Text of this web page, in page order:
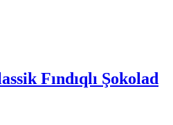
Fındıqlı Şokolad